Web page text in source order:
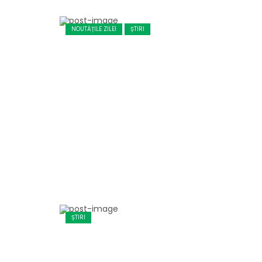
NOUTĂȚILE ZILEI ȘTIRI
ȘTIRI